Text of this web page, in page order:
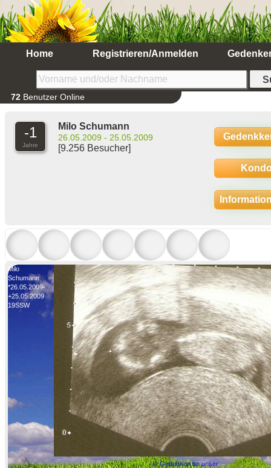
Home Registrieren/Anmelden
72 Benutzer Online
-1
Jahre
Milo Schumann
26.05.2009 - 25.05.2009
[9.256 Besucher]
Milo
Schumann
*26.05.2009-
+25.05.2009
19SSW
In Gedanken an unser